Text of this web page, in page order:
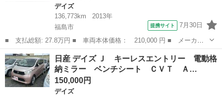
デイズ
136,773km
2013年
福島市
提携サイト 7月30日
■ 支払総額: 27.8万円 ■ 車両本体価格： 210,000 円 ■ メーカー
名： 日産 ■ 車種名： デイズ ■ グレード名： ハイウェイスタ
ー Ｇ （車検２年）ナビ フルセグＴＶ Ｂｌｕｅｔｏｏｔｈオー
ディオ 全周...
福島 福島市 デイズ
日産 デイズ Ｊ キーレスエントリー 電動格
納ミラー ベンチシート ＣＶＴ Ａ…
150,000円
デイズ